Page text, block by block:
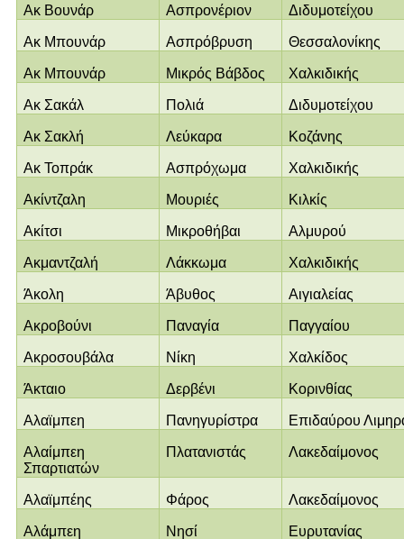
Ακ Βουνάρ Ασπρονέριον Διδυμοτείχου
Ακ Μπουνάρ Ασπρόβρυση Θεσσαλονίκης
Ακ Μπουνάρ Μικρός Βάβδος Χαλκιδικής
Ακ Σακάλ Πολιά Διδυμοτείχου
Ακ Σακλή Λεύκαρα Κοζάνης
Ακ Τοπράκ Ασπρόχωμα Χαλκιδικής
Ακίντζαλη Μουριές Κιλκίς
Ακίτσι Μικροθήβαι Αλμυρού
Ακμαντζαλή Λάκκωμα Χαλκιδικής
Άκολη Άβυθος Αιγιαλείας
Ακροβούνι Παναγία Παγγαίου
Ακροσουβάλα Νίκη Χαλκίδος
Άκταιο Δερβένι Κορινθίας
Αλαϊμπεη Πανηγυρίστρα Επιδαύρου
Αλαίμπεη
Σπαρτιατών
Πλατανιστάς Λακεδαίμονος
Αλαϊμπέης Φάρος Λακεδαίμονος
Αλάμπεη Νησί Ευρυτανίας